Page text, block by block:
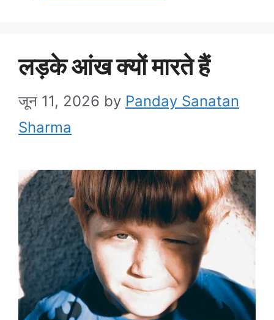
लड़के आंख क्यों मारते हैं
जून 11, 2026 by Panday Sanatan
Sharma